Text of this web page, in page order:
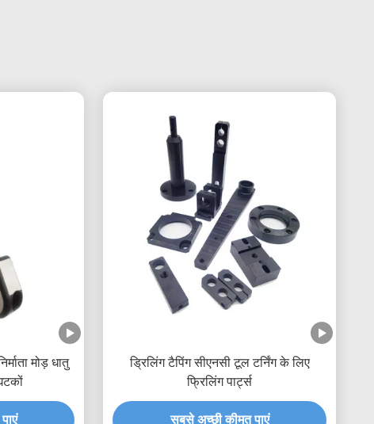
मोड़ धातु
ड्रिलिंग टैपिंग सीएनसी टूल टर्निंग के लिए
फ्रिलिंग पार्ट्स
सबसे अच्छी कीमत पाएं